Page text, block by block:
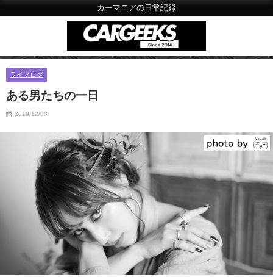
カーマニアの日常記録
ライフログ
ある男たちの一日
2019/12/03